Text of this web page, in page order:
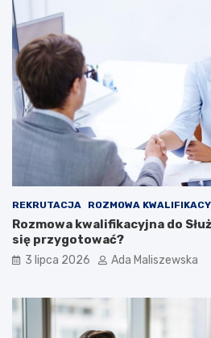
REKRUTACJA ROZMOWA
Rozmowa kwalifikacyjna do
się przygotować?
3 lipca 2026 Ada Maliszewska